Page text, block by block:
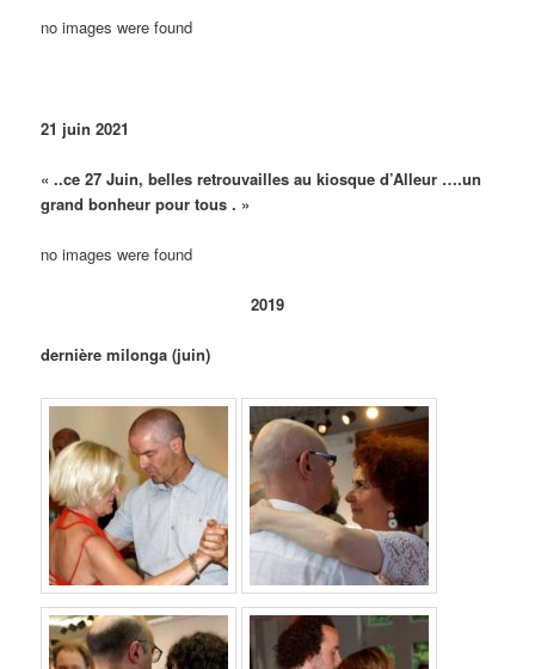
no images were found
21 juin 2021
« ..ce 27 Juin, belles retrouvailles au kiosque d’Alleur ….un
grand bonheur pour tous . »
no images were found
2019
dernière milonga (juin)